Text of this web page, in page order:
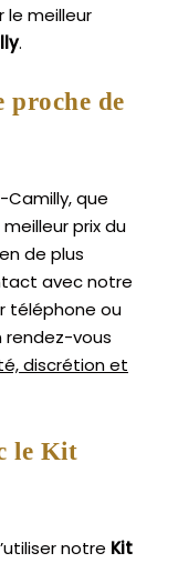
le meilleur
.
proche de
Camilly, que
prix du
de plus
avec notre
téléphone ou
rendez-vous
discrétion et
le Kit
notre Kit